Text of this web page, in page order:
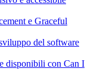
e Graceful
del software
disponibili con Can I